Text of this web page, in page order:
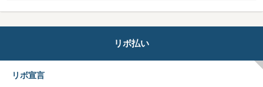
リボ払い
リボ宣言